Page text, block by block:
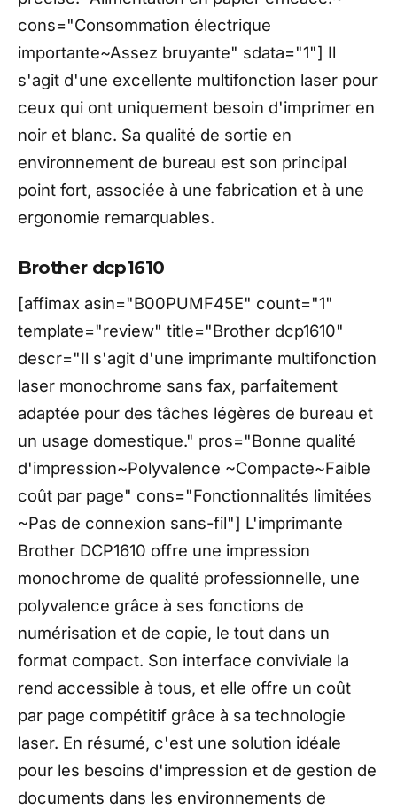
cons="Consommation électrique
importante~Assez bruyante" sdata="1"] Il
s'agit d'une excellente multifonction laser pour
ceux qui ont uniquement besoin d'imprimer en
noir et blanc. Sa qualité de sortie en
environnement de bureau est son principal
point fort, associée à une fabrication et à une
ergonomie remarquables.
Brother dcp1610
[affimax asin="B00PUMF45E" count="1"
template="review" title="Brother dcp1610"
descr="Il s'agit d'une imprimante multifonction
laser monochrome sans fax, parfaitement
adaptée pour des tâches légères de bureau et
un usage domestique." pros="Bonne qualité
d'impression~Polyvalence ~Compacte~Faible
coût par page" cons="Fonctionnalités limitées
~Pas de connexion sans-fil"] L'imprimante
Brother DCP1610 offre une impression
monochrome de qualité professionnelle, une
polyvalence grâce à ses fonctions de
numérisation et de copie, le tout dans un
format compact. Son interface conviviale la
rend accessible à tous, et elle offre un coût
par page compétitif grâce à sa technologie
laser. En résumé, c'est une solution idéale
pour les besoins d'impression et de gestion de
documents dans les environnements de